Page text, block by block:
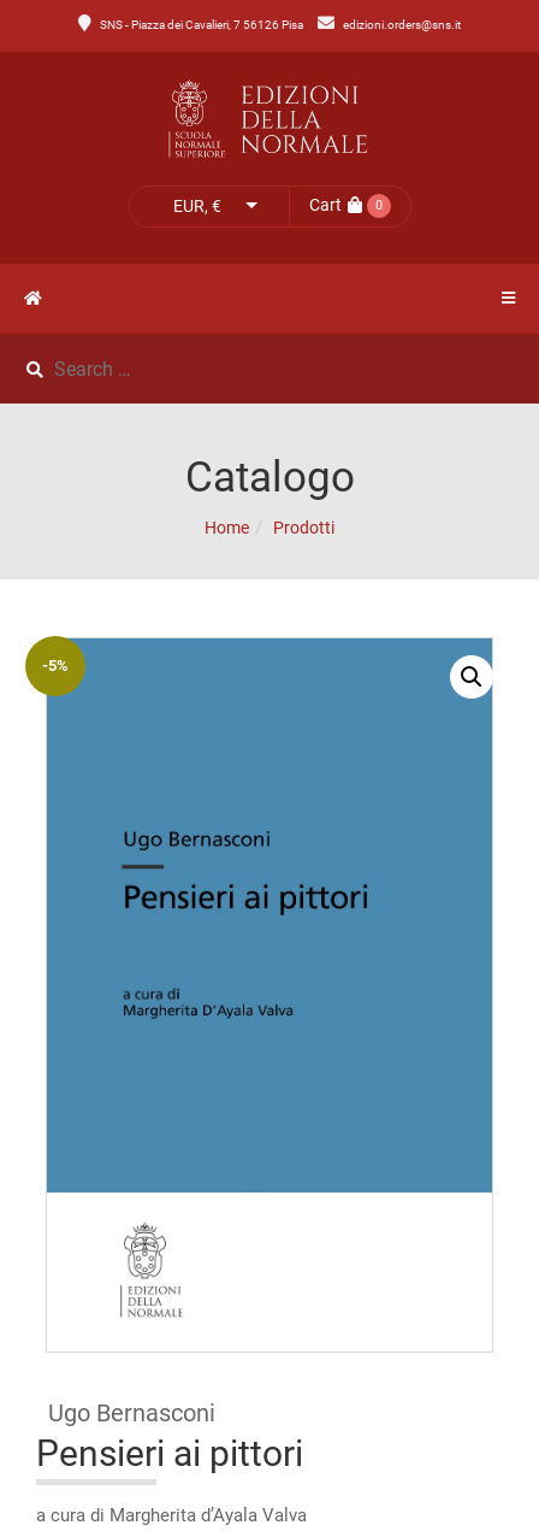
SNS - Piazza dei Cavalieri, 7 56126 Pisa edizioni.orders@sns.it
EUR, € Cart 0
MenuCatalogo
Catalogo
Incipit
Archetipi
Senza
NOVITÀ
NEWS
IL
Catalogo
Home Prodotti
-5%
Ugo Bernasconi
Pensieri ai pittori
a cura di Margherita d’Ayala Valva